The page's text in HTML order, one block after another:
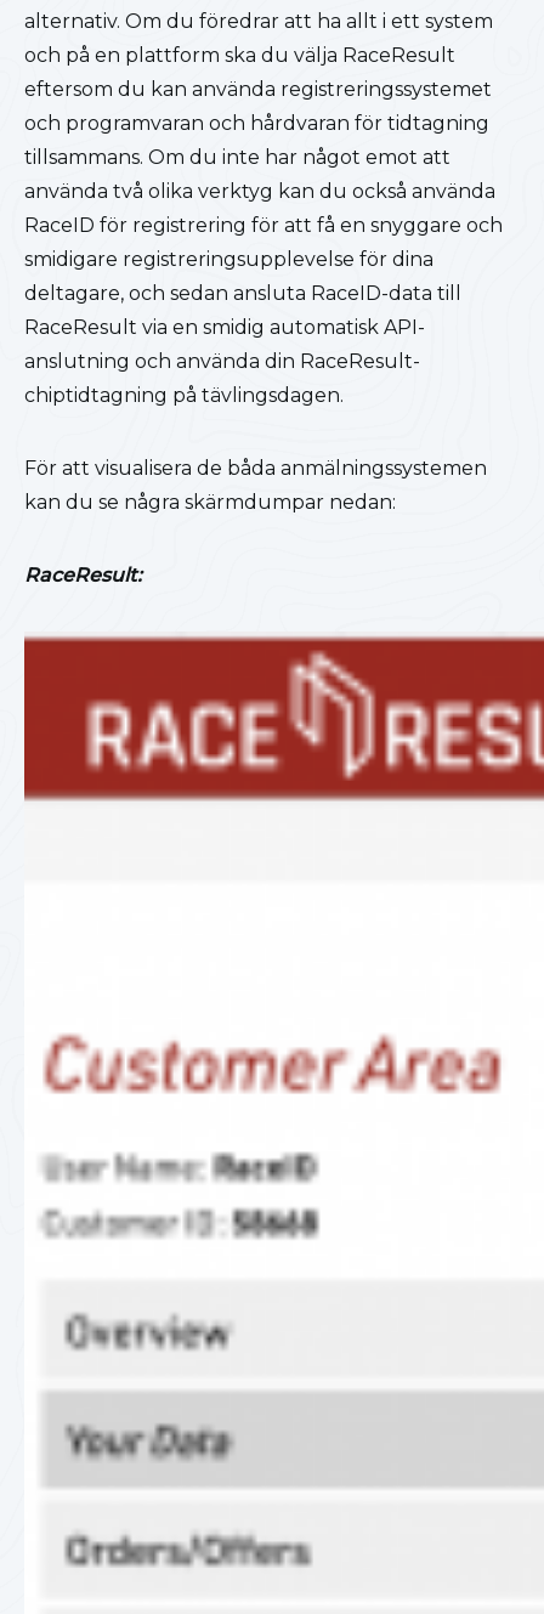
alternativ. Om du föredrar att ha allt i ett system
och på en plattform ska du välja RaceResult
eftersom du kan använda registreringssystemet
och programvaran och hårdvaran för tidtagning
tillsammans. Om du inte har något emot att
använda två olika verktyg kan du också använda
RaceID för registrering för att få en snyggare och
smidigare registreringsupplevelse för dina
deltagare, och sedan ansluta RaceID-data till
RaceResult via en smidig automatisk API-
anslutning och använda din RaceResult-
chiptidtagning på tävlingsdagen.
För att visualisera de båda anmälningssystemen
kan du se några skärmdumpar nedan:
RaceResult: